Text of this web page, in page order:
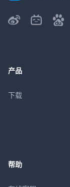
产品
下载
帮助